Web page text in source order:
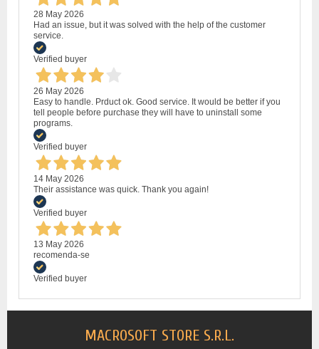
28 May 2026
Had an issue, but it was solved with the help of the customer
service.
Verified buyer
26 May 2026
Easy to handle. Prduct ok. Good service. It would be better if you
tell people before purchase they will have to uninstall some
programs.
Verified buyer
14 May 2026
Their assistance was quick. Thank you again!
Verified buyer
13 May 2026
recomenda-se
Verified buyer
MACROSOFT STORE S.R.L.